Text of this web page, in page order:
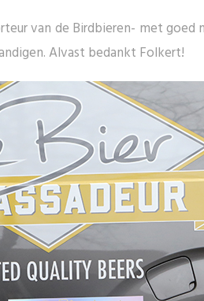
van de Birdbieren- met
Alvast bedankt Folkert!